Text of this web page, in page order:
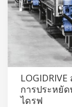
การประหยั
ไดรฟ